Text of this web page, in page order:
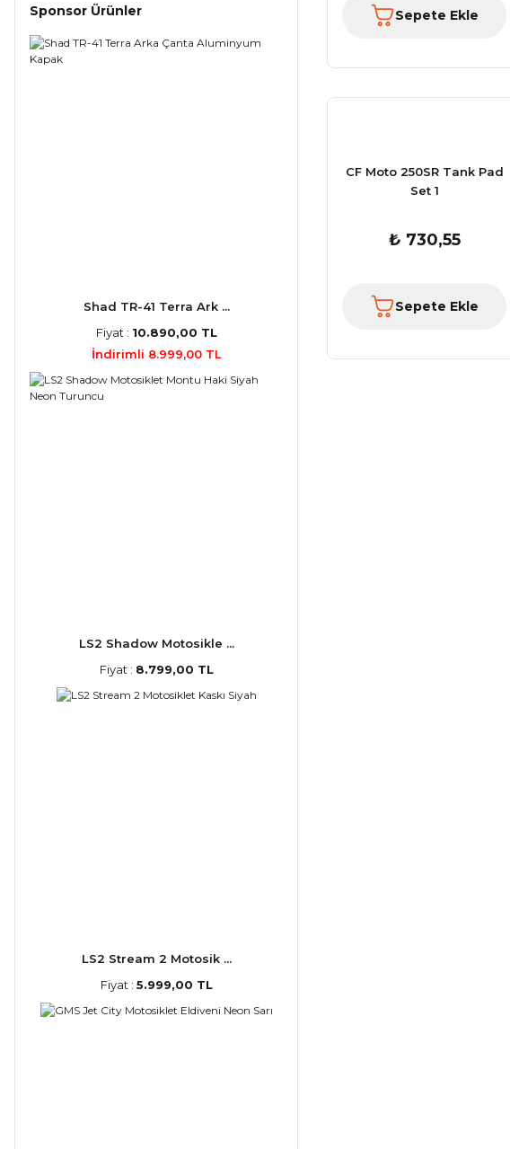
Sponsor Ürünler
Shad TR-41 Terra Ark ...
Fiyat : 10.890,00 TL
İndirimli 8.999,00 TL
LS2 Shadow Motosikle ...
Fiyat : 8.799,00 TL
LS2 Stream 2 Motosik ...
Fiyat : 5.999,00 TL
Sepete Ekle
CF Moto 250SR Tank Pad
Set 1
₺ 730,55
Sepete Ekle